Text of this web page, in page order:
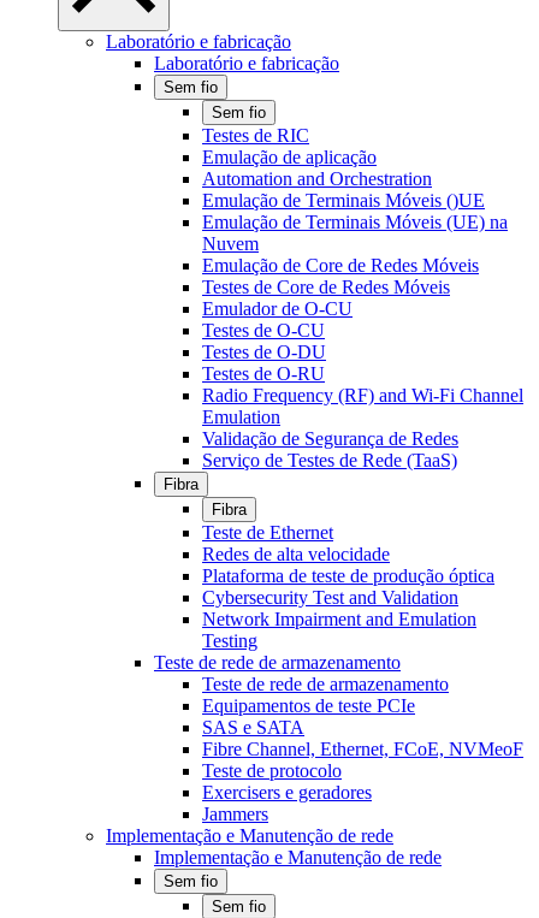
Laboratório e fabricação
Laboratório e fabricação
Sem fio
Sem fio
Testes de RIC
Emulação de aplicação
Automation and Orchestration
Emulação de Terminais Móveis ()UE
Emulação de Terminais Móveis (UE) na
Nuvem
Emulação de Core de Redes Móveis
Testes de Core de Redes Móveis
Emulador de O-CU
Testes de O-CU
Testes de O-DU
Testes de O-RU
Radio Frequency (RF) and Wi-Fi Channel
Emulation
Validação de Segurança de Redes
Serviço de Testes de Rede (TaaS)
Fibra
Fibra
Teste de Ethernet
Redes de alta velocidade
Plataforma de teste de produção óptica
Cybersecurity Test and Validation
Network Impairment and Emulation
Testing
Teste de rede de armazenamento
Teste de rede de armazenamento
Equipamentos de teste PCIe
SAS e SATA
Fibre Channel, Ethernet, FCoE, NVMeoF
Teste de protocolo
Exercisers e geradores
Jammers
Implementação e Manutenção de rede
Implementação e Manutenção de rede
Sem fio
Sem fio